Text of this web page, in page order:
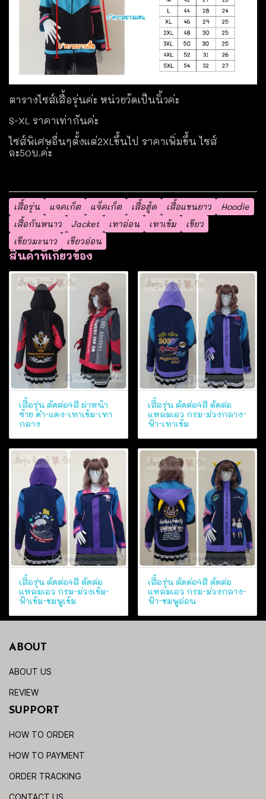
ตารางไซส์เสื้อรุ่นค่ะ หน่วยวัดเป็นนิ้วค่ะ
S-XL ราคาเท่ากันค่ะ
ไซส์พิเศษอื่นๆตั้งแต่2XLขึ้นไป ราคาเพิ่มขึ้น ไซส์
ละ50บ.ค่ะ
เสื้อรุ่น แจคเก็ต แจ็คเก็ต เสื้อฮู้ด เสื้อแขนยาว
Hoodie
เสื้อกันหนาว
Jacket เทาอ่อน เทาเข้ม
เขียว
เขียวมะนาว
เขียวอ่อน
สินค้าที่เกี่ยวข้อง
เสื้อรุ่น ตัดต่อ4สี ผ่าหน้า
ซ้าย ดำ-แดง-เทาเข้ม-เทา
กลาง
เสื้อรุ่น ตัดต่อ4สี ตัดต่อ
แหลมเอว กรม-ม่วงกลาง-
ฟ้า-เทาเข้ม
เสื้อรุ่น ตัดต่อ4สี ตัดต่อ
แหลมเอว กรม-ม่วงเข้ม-
ฟ้าเข้ม-ชมพูเข้ม
เสื้อรุ่น ตัดต่อ4สี ตัดต่อ
แหลมเอว กรม-ม่วงกลาง-
ฟ้า-ชมพูอ่อน
ABOUT
ABOUT US
REVIEW
SUPPORT
HOW TO ORDER
HOW TO PAYMENT
ORDER TRACKING
CONTACT US